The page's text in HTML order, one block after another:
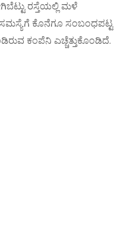
ರಸ್ತೆಯಲ್ಲಿ ಮಳೆ
ಸಮಸ್ಯೆಗೆ ಕೊನೆಗೂ ಸಂಬಂಧಪಟ್ಟ
ಕಂಪೆನಿ ಎಚ್ಚೆತ್ತುಕೊಂಡಿದೆ.